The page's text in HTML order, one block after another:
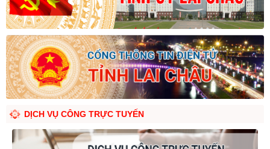
DỊCH VỤ CÔNG TRỰC TUYẾN